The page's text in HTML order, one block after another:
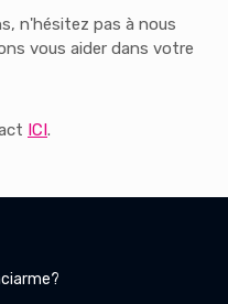
n'hésitez pas à nous
vous aider dans votre
ICI.